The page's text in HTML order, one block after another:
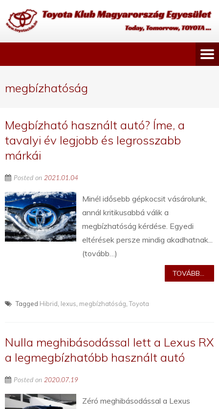
megbízhatóság
Megbízható használt autó? Íme, a
tavalyi év legjobb és legrosszabb
márkái
Posted on 2021.01.04
Minél idősebb gépkocsit vásárolunk,
annál kritikusabbá válik a
megbízhatóság kérdése. Egyedi
eltérések persze mindig akadhatnak...
(tovább…)
TOVÁBB...
Tagged Hibrid lexus megbízhatóság ,Toyota
Nulla meghibásodással lett a Lexus RX
a legmegbízhatóbb használt autó
Posted on 2020.07.19
Zéró meghibásodással a Lexus